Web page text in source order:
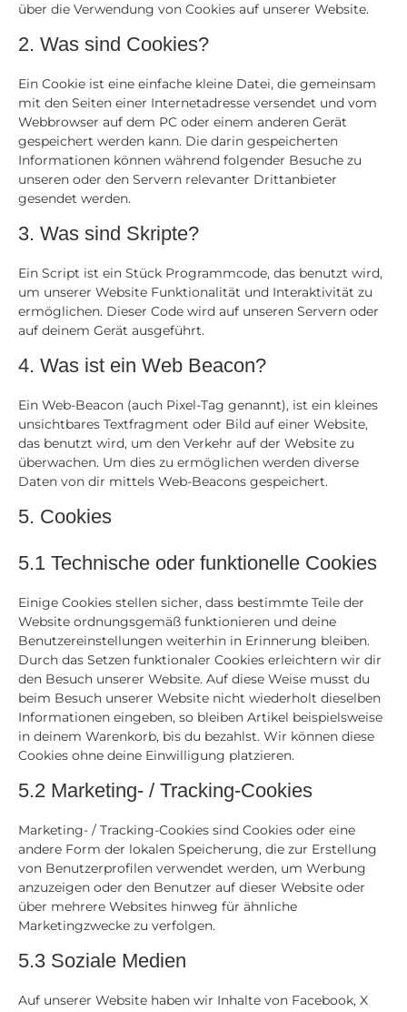
über die Verwendung von Cookies auf unserer Website.
2. Was sind Cookies?
Ein Cookie ist eine einfache kleine Datei, die gemeinsam
mit den Seiten einer Internetadresse versendet und vom
Webbrowser auf dem PC oder einem anderen Gerät
gespeichert werden kann. Die darin gespeicherten
Informationen können während folgender Besuche zu
unseren oder den Servern relevanter Drittanbieter
gesendet werden.
3. Was sind Skripte?
Ein Script ist ein Stück Programmcode, das benutzt wird,
um unserer Website Funktionalität und Interaktivität zu
ermöglichen. Dieser Code wird auf unseren Servern oder
auf deinem Gerät ausgeführt.
4. Was ist ein Web Beacon?
Ein Web-Beacon (auch Pixel-Tag genannt), ist ein kleines
unsichtbares Textfragment oder Bild auf einer Website,
das benutzt wird, um den Verkehr auf der Website zu
überwachen. Um dies zu ermöglichen werden diverse
Daten von dir mittels Web-Beacons gespeichert.
5. Cookies
5.1 Technische oder funktionelle Cookies
Einige Cookies stellen sicher, dass bestimmte Teile der
Website ordnungsgemäß funktionieren und deine
Benutzereinstellungen weiterhin in Erinnerung bleiben.
Durch das Setzen funktionaler Cookies erleichtern wir dir
den Besuch unserer Website. Auf diese Weise musst du
beim Besuch unserer Website nicht wiederholt dieselben
Informationen eingeben, so bleiben Artikel beispielsweise
in deinem Warenkorb, bis du bezahlst. Wir können diese
Cookies ohne deine Einwilligung platzieren.
5.2 Marketing- / Tracking-Cookies
Marketing- / Tracking-Cookies sind Cookies oder eine
andere Form der lokalen Speicherung, die zur Erstellung
von Benutzerprofilen verwendet werden, um Werbung
anzuzeigen oder den Benutzer auf dieser Website oder
über mehrere Websites hinweg für ähnliche
Marketingzwecke zu verfolgen.
5.3 Soziale Medien
Auf unserer Website haben wir Inhalte von Facebook, X